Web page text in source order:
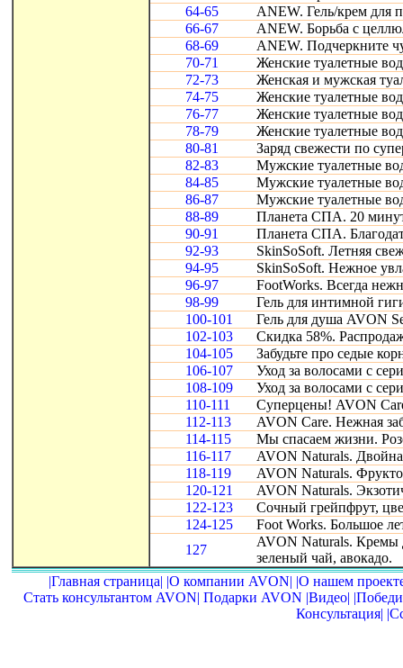
64-65
ANEW. Гель/крем для
66-67
ANEW. Борьба с
68-69
ANEW. Подчеркните
70-71
Женские туалетные
72-73
Женская и мужская
74-75
Женские туалетные
76-77
Женские туалетные
78-79
Женские туалетные
80-81
Заряд свежести по
82-83
Мужские туалетные
84-85
Мужские туалетные
86-87
Мужские туалетные
88-89
Планета СПА. 20
90-91
Планета СПА.
92-93
SkinSoSoft. Летняя
94-95
SkinSoSoft. Нежное
96-97
FootWorks. Всегда
98-99
Гель для интимной
100-101
Гель для душа AVON
102-103
Скидка 58%.
104-105
Забудьте про седые
106-107
Уход за волосами с
108-109
Уход за волосами с
110-111
Суперцены! AVON
112-113
AVON Care. Нежная
114-115
Мы спасаем жизни.
116-117
AVON Naturals.
118-119
AVON Naturals.
120-121
AVON Naturals.
122-123
Сочный грейпфрут,
124-125
Foot Works. Большое
127
AVON Naturals. Кремы
зеленый чай, авокадо.
|Главная страница| |О компании AVON| |О нашем
Стать консультантом AVON| Подарки AVON |Видео|
Консультация|